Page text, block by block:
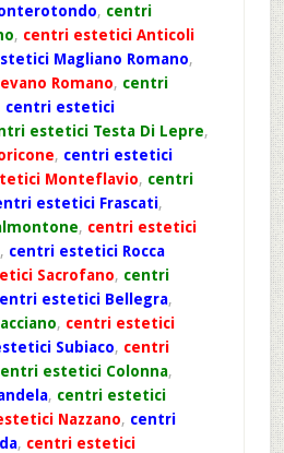
, centri
, centri estetici Anticoli
Magliano Romano,
Romano, centri
centri estetici
estetici Testa Di Lepre,
, centri estetici
Monteflavio, centri
estetici Frascati,
, centri estetici
, centri estetici Rocca
Sacrofano, centri
estetici Bellegra,
, centri estetici
Subiaco, centri
estetici Colonna,
, centri estetici
Nazzano, centri
, centri estetici